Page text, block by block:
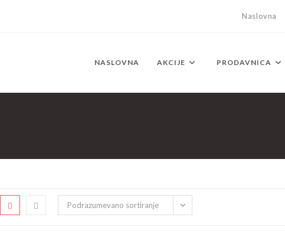
Naslovna
NASLOVNA AKCIJE PRODAVNICA
Podrazumevano sortiranje